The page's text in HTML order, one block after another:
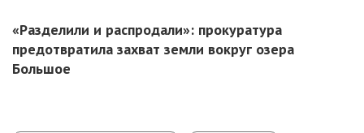
«Разделили и распродали»: прокуратура
предотвратила захват земли вокруг озера
Большое